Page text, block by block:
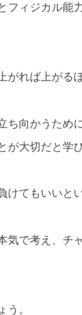
フィジカル能
がれば上がる
ち向かうため
大切だと学
けてもいいと
気で考え、チ
う。